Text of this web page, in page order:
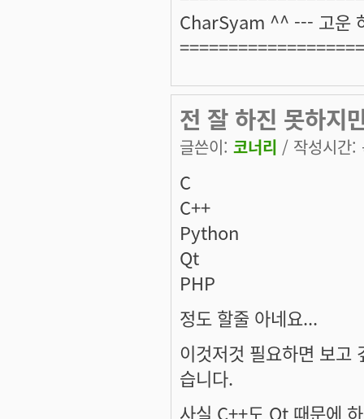
CharSyam ^^ --- 고운
전 잘 하진 못하지
글쓴이: 코너리 / 작성시간
C
C++
Python
Qt
PHP
정도 할줄 아네요...
이것저것 필요하면 보고
습니다.
사실 C++도 Qt 때문에